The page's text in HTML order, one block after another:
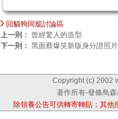
回貓狗同籠討論區
上一則：
曾經驚人的造型
下一則： 黑面蔡爆笑新版身分證照
Copyright (c) 2002
著作所有-發條鳥
除領養公告可供轉寄轉貼；其